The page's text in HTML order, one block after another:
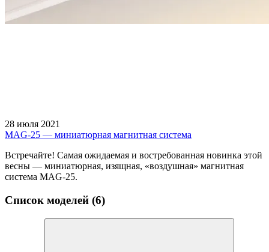
28 июля 2021
MAG-25 — миниатюрная магнитная система
Встречайте! Самая ожидаемая и востребованная новинка этой
весны — миниатюрная, изящная, «воздушная» магнитная
система MAG-25.
Список моделей (6)